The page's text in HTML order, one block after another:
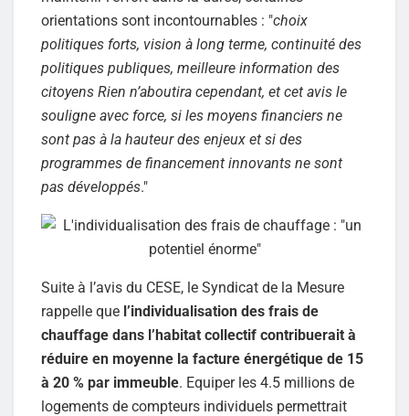
orientations sont incontournables : "choix
politiques forts, vision à long terme, continuité des
politiques publiques, meilleure information des
citoyens Rien n’aboutira cependant, et cet avis le
souligne avec force, si les moyens financiers ne
sont pas à la hauteur des enjeux et si des
programmes de financement innovants ne sont
pas développés."
Suite à l’avis du CESE, le Syndicat de la Mesure
rappelle que l’individualisation des frais de
chauffage dans l’habitat collectif contribuerait à
réduire en moyenne la facture énergétique de 15
à 20 % par immeuble. Equiper les 4.5 millions de
logements de compteurs individuels permettrait